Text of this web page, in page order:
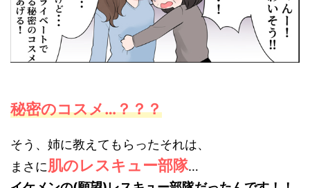
秘密のコスメ…？？？
そう、姉に教えてもらったそれは、
まさに肌のレスキュー部隊…